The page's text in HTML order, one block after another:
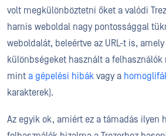
volt megkülönböztetni őket a valódi
hamis weboldal nagy pontossággal
weboldalát, beleértve az URL-t is,
különbségeket használt a felhasználók
mint a gépelési hibák vagy a
karakterek).
Az egyik ok, amiért ez a támadás ilyen